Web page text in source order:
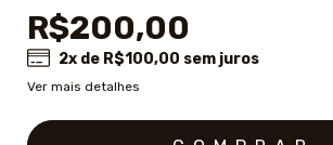
R$200,00
2x de R$100,00 sem juros
Ver mais detalhes